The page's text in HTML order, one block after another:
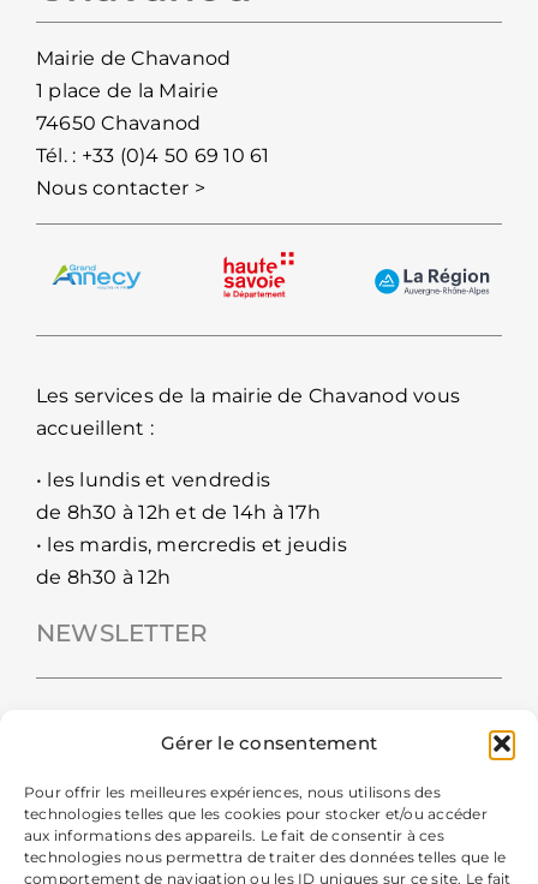
Gérer le consentement
Pour offrir les meilleures expériences, nous utilisons des
technologies telles que les cookies pour stocker et/ou accéder
aux informations des appareils. Le fait de consentir à ces
technologies nous permettra de traiter des données telles que le
comportement de navigation ou les ID uniques sur ce site. Le fait
Mairie de Chavanod
1 place de la Mairie
74650 Chavanod
Tél. : +33 (0)4 50 69 10 61
Nous contacter >
Les services de la mairie de Chavanod vous
accueillent :
• les lundis et vendredis
de 8h30 à 12h et de 14h à 17h
• les mardis, mercredis et jeudis
de 8h30 à 12h
NEWSLETTER